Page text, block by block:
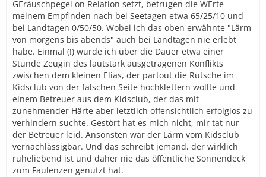
GEräuschpegel on Relation setzt, betrugen die WErte
meinem Empfinden nach bei Seetagen etwa 65/25/10 und
bei Landtagen 0/50/50. Wobei ich das oben erwähnte "Lärm
von morgens bis abends" auch bei Landtagen nie erlebt
habe. Einmal (!) wurde ich über die Dauer etwa einer
Stunde Zeugin des lautstark ausgetragenen Konflikts
zwischen dem kleinen Elias, der partout die Rutsche im
Kidsclub von der falschen Seite hochklettern wollte und
einem Betreuer aus dem Kidsclub, der das mit
zunehmender Härte aber letztlich offensichtlich erfolglos zu
verhindern suchte. Gestört hat es mich nicht, mir tat nur
der Betreuer leid. Ansonsten war der Lärm vom Kidsclub
vernachlässigbar. Und das schreibt jemand, der wirklich
ruheliebend ist und daher nie das öffentliche Sonnendeck
zum Faulenzen genutzt hat.